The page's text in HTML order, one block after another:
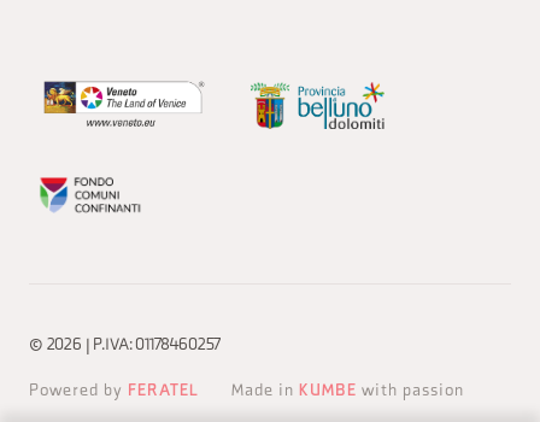
© 2026 | P.IVA: 01178460257
Powered by FERATEL Made in KUMBE with passion